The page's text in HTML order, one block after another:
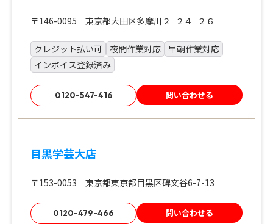
〒146-0095 東京都大田区多摩川２−２４−２６
クレジット払い可 夜間作業対応 早朝作業対応
インボイス登録済み
0120-547-416 問い合わせる
目黒学芸大店
〒153-0053 東京都東京都目黒区碑文谷6-7-13
0120-479-466 問い合わせる